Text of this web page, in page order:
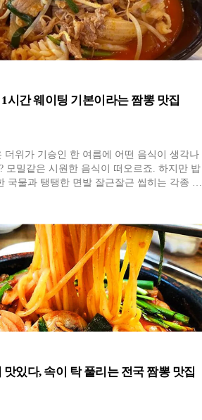
시간 웨이팅 기본이라는 짬뽕 맛집
더위가 기승인 한 여름에 어떤 음식이 생각나
모밀같은 시원한 음식이 떠오르죠. 하지만 밥
국물과 탱탱한 면발 잘근잘근 씹히는 각종 야
맛있다, 속이 탁 풀리는 전국 짬뽕 맛집